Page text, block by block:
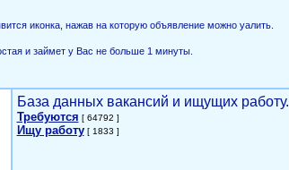
иконка, нажав на которую объявление можно уалить.
и займет у Вас не больше 1 минуты.
База данных вакансий и ищущих работу.
Требуются [ 64792 ]
Ищу работу[ 1833 ]